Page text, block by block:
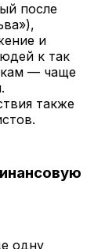
после
и
к так
— чаще
также
одну